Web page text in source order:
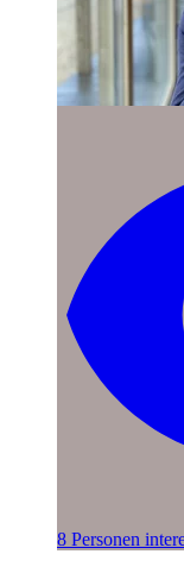
8 Personen